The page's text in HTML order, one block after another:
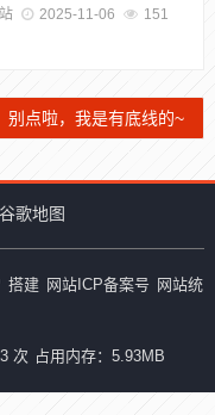
2025-11-06
151
别点啦，我是有底线的~
谷歌地图
搭建 网站ICP备案号 网站统
次 占用内存：5.93MB